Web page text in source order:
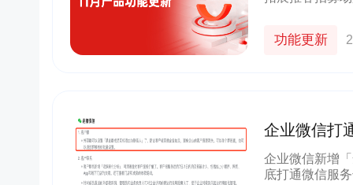
功能更新
企业微信打
9月功能更新
企业微信新增
底打通微信服